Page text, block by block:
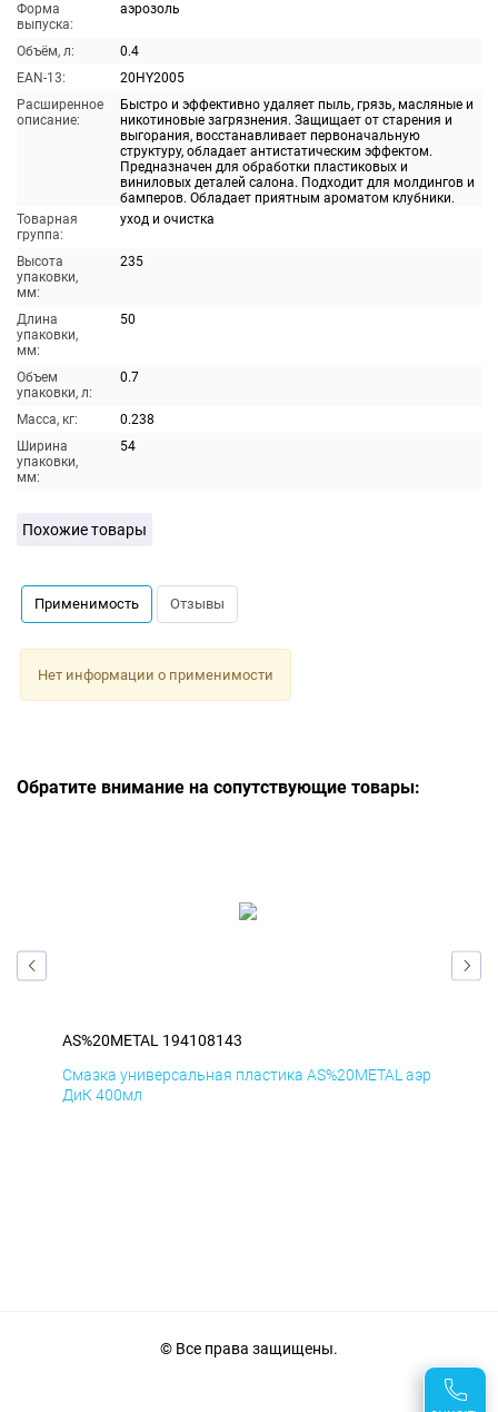
Форма
выпуска:
аэрозоль
Объём, л:
0.4
EAN-13:
20HY2005
Расширенное
описание:
Быстро и эффективно удаляет пыль, грязь, масляные и
никотиновые загрязнения. Защищает от старения и
выгорания, восстанавливает первоначальную
структуру, обладает антистатическим эффектом.
Предназначен для обработки пластиковых и
виниловых деталей салона. Подходит для молдингов и
бамперов. Обладает приятным ароматом клубники.
Товарная
группа:
уход и очистка
Высота
упаковки,
мм:
235
Длина
упаковки,
мм:
50
Объем
упаковки, л:
0.7
Масса, кг:
0.238
Ширина
упаковки,
мм:
54
Похожие товары
Применимость Отзывы
Нет информации о применимости
Обратите внимание на сопутствующие товары:
AS%20METAL 194108143
Смазка универсальная пластика AS%20METAL аэр
ДиК 400мл
© Все права защищены.